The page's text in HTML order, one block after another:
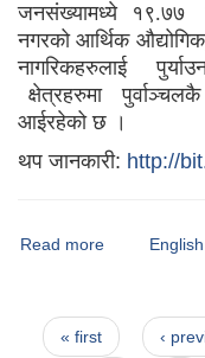
जनसंख्यामध्ये १९.७७
नगरको आर्थिक
नागरिकहरुलाई
क्षेत्रहरुमा
आईरहेको छ ।
थप जानकारी: http://
Read more aboutEnglish
Pages
« first ‹